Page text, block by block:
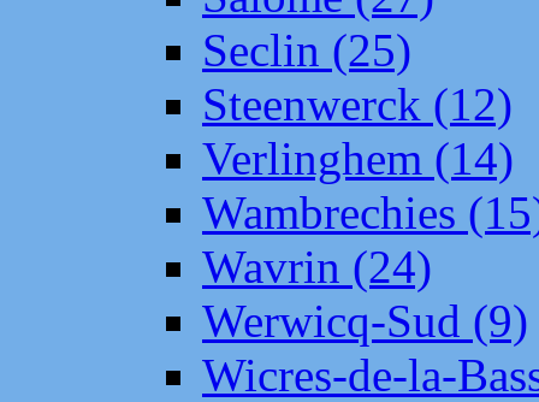
Seclin (25)
Steenwerck (12)
Verlinghem (14)
Wambrechies
Wavrin (24)
Werwicq-Sud (9)
Wicres-de-la-